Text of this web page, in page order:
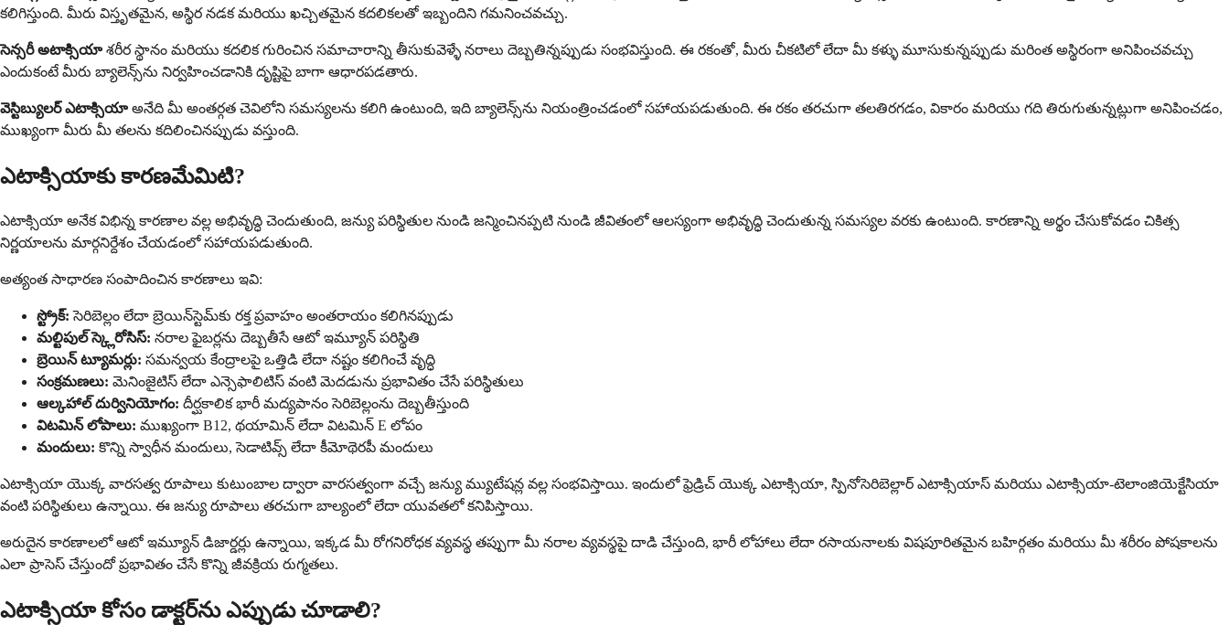
కలిగిస్తుంది. మీరు విస్తృతమైన, అస్థిర నడక మరియు ఖచ్చితమైన కదలికలతో ఇబ్బందిని గమనించవచ్చు.
సెన్సరీ అటాక్సియా శరీర స్థానం మరియు కదలిక గురించిన సమాచారాన్ని తీసుకువెళ్ళే నరాలు దెబ్బతిన్నప్పుడు సంభవిస్తుంది. ఈ రకంతో, మీరు చీకటిలో లేదా మీ కళ్ళు మూసుకున్నప్పుడు మరింత అస్థిరంగా అనిపించవచ్చు
ఎందుకంటే మీరు బ్యాలెన్స్‌ను నిర్వహించడానికి దృష్టిపై బాగా ఆధారపడతారు.
వెస్టిబ్యులర్ ఎటాక్సియా అనేది మీ అంతర్గత చెవిలోని సమస్యలను కలిగి ఉంటుంది, ఇది బ్యాలెన్స్‌ను నియంత్రించడంలో సహాయపడుతుంది. ఈ రకం తరచుగా తలతిరగడం, వికారం మరియు గది తిరుగుతున్నట్లుగా అనిపించడం,
ముఖ్యంగా మీరు మీ తలను కదిలించినప్పుడు వస్తుంది.
ఎటాక్సియాకు కారణమేమిటి?
ఎటాక్సియా అనేక విభిన్న కారణాల వల్ల అభివృద్ధి చెందుతుంది, జన్యు పరిస్థితుల నుండి జన్మించినప్పటి నుండి జీవితంలో ఆలస్యంగా అభివృద్ధి చెందుతున్న సమస్యల వరకు ఉంటుంది. కారణాన్ని అర్థం చేసుకోవడం చికిత్స
నిర్ణయాలను మార్గనిర్దేశం చేయడంలో సహాయపడుతుంది.
అత్యంత సాధారణ సంపాదించిన కారణాలు ఇవి:
స్ట్రోక్: సెరిబెల్లం లేదా బ్రెయిన్‌స్టెమ్‌కు రక్త ప్రవాహం అంతరాయం కలిగినప్పుడు
మల్టిపుల్ స్క్లెరోసిస్: నరాల ఫైబర్లను దెబ్బతీసే ఆటో ఇమ్యూన్ పరిస్థితి
బ్రెయిన్ ట్యూమర్లు: సమన్వయ కేంద్రాలపై ఒత్తిడి లేదా నష్టం కలిగించే వృద్ధి
సంక్రమణలు: మెనింజైటిస్ లేదా ఎన్సెఫాలిటిస్ వంటి మెదడును ప్రభావితం చేసే పరిస్థితులు
ఆల్కహాల్ దుర్వినియోగం: దీర్ఘకాలిక భారీ మద్యపానం సెరిబెల్లంను దెబ్బతీస్తుంది
విటమిన్ లోపాలు: ముఖ్యంగా B12, థయామిన్ లేదా విటమిన్ E లోపం
మందులు: కొన్ని స్వాధీన మందులు, సెడాటివ్స్ లేదా కీమోథెరపీ మందులు
ఎటాక్సియా యొక్క వారసత్వ రూపాలు కుటుంబాల ద్వారా వారసత్వంగా వచ్చే జన్యు మ్యుటేషన్ల వల్ల సంభవిస్తాయి. ఇందులో ఫ్రెడ్రిచ్ యొక్క ఎటాక్సియా, స్పినోసెరిబెల్లార్ ఎటాక్సియాస్ మరియు ఎటాక్సియా-టెలాంజియెక్టేసియా
వంటి పరిస్థితులు ఉన్నాయి. ఈ జన్యు రూపాలు తరచుగా బాల్యంలో లేదా యువతలో కనిపిస్తాయి.
అరుదైన కారణాలలో ఆటో ఇమ్యూన్ డిజార్డర్లు ఉన్నాయి, ఇక్కడ మీ రోగనిరోధక వ్యవస్థ తప్పుగా మీ నరాల వ్యవస్థపై దాడి చేస్తుంది, భారీ లోహాలు లేదా రసాయనాలకు విషపూరితమైన బహిర్గతం మరియు మీ శరీరం పోషకాలను
ఎలా ప్రాసెస్ చేస్తుందో ప్రభావితం చేసే కొన్ని జీవక్రియ రుగ్మతలు.
ఎటాక్సియా కోసం డాక్టర్‌ను ఎప్పుడు చూడాలి?